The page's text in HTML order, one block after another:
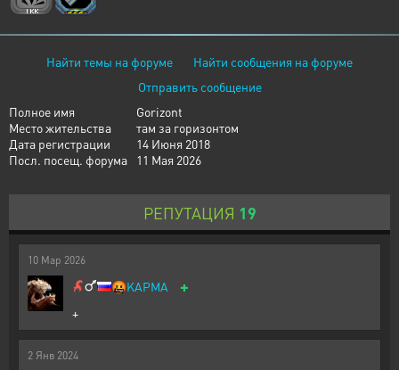
Найти темы на форуме
Найти сообщения на форуме
Отправить сообщение
Полное имя
Gorizont
Место жительства
там за горизонтом
Дата регистрации
14 Июня 2018
Посл. посещ. форума
11 Мая 2026
РЕПУТАЦИЯ 19
10 Мар 2026
🤬KAPMA +
+
2 Янв 2024